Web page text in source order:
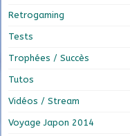
Retrogaming
Tests
Trophées / Succès
Tutos
Vidéos / Stream
Voyage Japon 2014